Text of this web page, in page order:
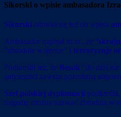
Sikorski o wpisie ambasadora
Sikorski odniósł się też do wpisu
Ambasador napisał m.in., że “
“zbrodnie wojenne” i terroryzuje
Podkreślił też, że Bosak “do dziś
antysemici zawsze pozostaną
Szef polskiej dyplomacji
tragedię można nazwać zbrodnią